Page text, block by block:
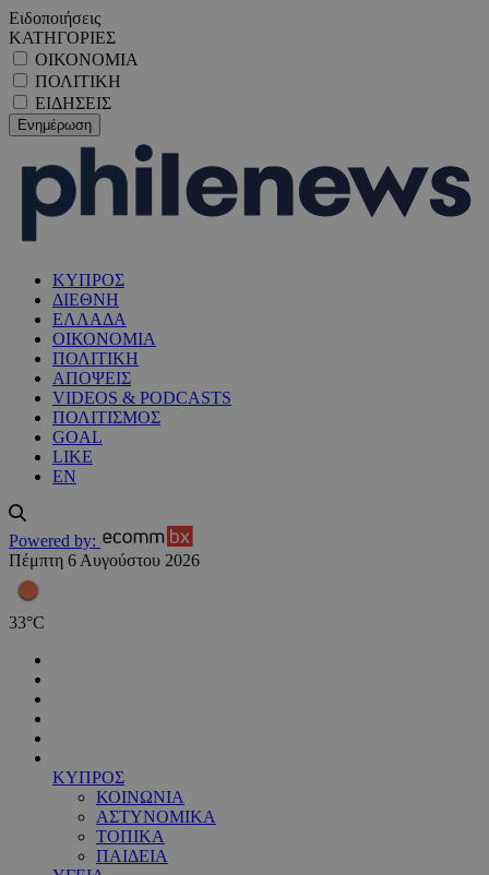
Ειδοποιήσεις
ΚΑΤΗΓΟΡΙΕΣ
ΟΙΚΟΝΟΜΙΑ
ΠΟΛΙΤΙΚΗ
ΕΙΔΗΣΕΙΣ
ΚΥΠΡΟΣ
ΔΙΕΘΝΗ
ΕΛΛΑΔΑ
ΟΙΚΟΝΟΜΙΑ
ΠΟΛΙΤΙΚΗ
ΑΠΟΨΕΙΣ
VIDEOS & PODCASTS
ΠΟΛΙΤΙΣΜΟΣ
GOAL
LIKE
EN
Powered by:
Πέμπτη 6 Αυγούστου 2026
33°C
ΚΥΠΡΟΣ
ΚΟΙΝΩΝΙΑ
ΑΣΤΥΝΟΜΙΚΑ
ΤΟΠΙΚΑ
ΠΑΙΔΕΙΑ